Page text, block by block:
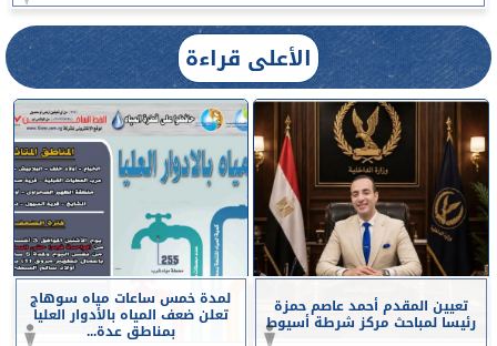
الأعلى قراءة
تعيين المقدم أحمد عاصم حمزة
رئيسا لمباحث مركز شرطة أسيوط
لمدة خمس ساعات مياه سوهاج
تعلن ضعف المياه بالأدوار العليا
بمناطق عدة...